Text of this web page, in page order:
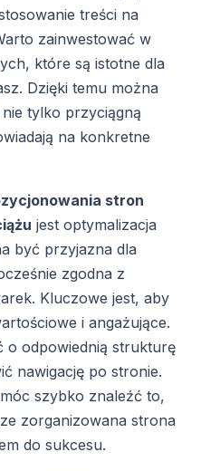
treści na
zainwestować w
które są istotne dla
Dzięki temu można
tylko przyciągną
na konkretne
stron
jest optymalizacja
być przyjazna dla
zgodna z
Kluczowe jest, aby
i angażujące.
o odpowiednią strukturę
nawigację po stronie.
szybko znaleźć to,
zorganizowana strona
do sukcesu.